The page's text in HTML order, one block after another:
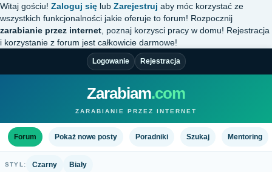
Witaj gościu! Zaloguj się lub Zarejestruj aby móc korzystać ze
wszystkich funkcjonalności jakie oferuje to forum! Rozpocznij
zarabianie przez internet , poznaj korzysci pracy w domu! Rejestracja
i korzystanie z forum jest całkowicie darmowe!
Logowanie Rejestracja
Zarabiam.com
ZARABIANIE PRZEZ INTERNET
Forum Pokaż nowe posty Poradniki Szukaj Mentoring
STYL: Czarny Biały